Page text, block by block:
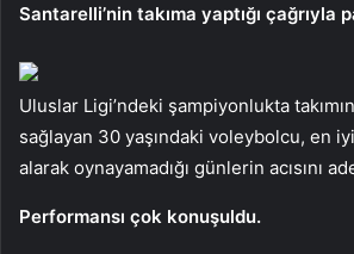
Santarelli’nin takıma yaptığı çağrıyla
Uluslar Ligi’ndeki şampiyonlukta
sağlayan 30 yaşındaki voleybolcu, en
alarak oynayamadığı günlerin acısını
Performansı çok konuşuldu.